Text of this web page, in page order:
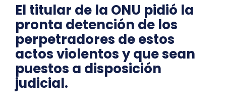
El titular de la ONU pidió la
pronta detención de los
perpetradores de estos
actos violentos y que sean
puestos a disposición
judicial.